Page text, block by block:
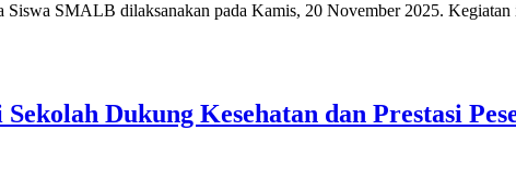
Siswa SMALB dilaksanakan pada Kamis, 20 November 2025.
Dukung Kesehatan dan Prestasi